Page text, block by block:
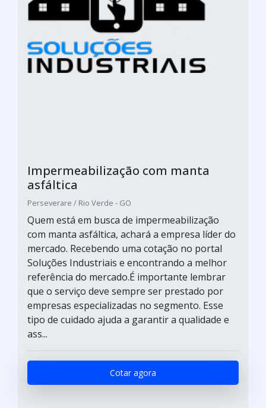
Impermeabilização com manta
asfáltica
Perseverare / Rio Verde - GO
Quem está em busca de impermeabilização
com manta asfáltica, achará a empresa líder do
mercado. Recebendo uma cotação no portal
Soluções Industriais e encontrando a melhor
referência do mercado.É importante lembrar
que o serviço deve sempre ser prestado por
empresas especializadas no segmento. Esse
tipo de cuidado ajuda a garantir a qualidade e
ass...
Cotar agora